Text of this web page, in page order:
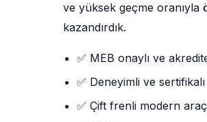
ve yüksek geçme oranıyla
kazandırdık.
✅ MEB onaylı ve
✅ Deneyimli ve
✅ Çift frenli modern